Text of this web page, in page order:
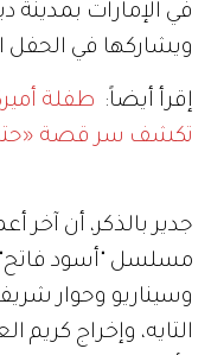
ويشاركها في الحفل
إقرأ أيضاً: طفلة
تكشف سر قصة
جدير بالذكر، أن آخر
مسلسل "أسود
وسيناريو وحوار
التايه، وإخراج